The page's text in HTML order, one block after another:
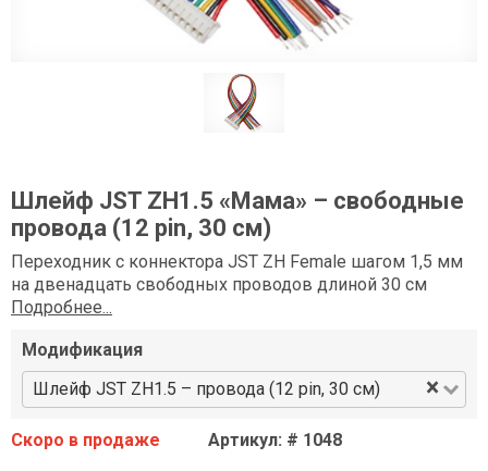
Шлейф JST ZH1.5 «Мама» – свободные
провода (12 pin, 30 см)
Переходник с коннектора JST ZH Female шагом 1,5 мм
на двенадцать свободных проводов длиной 30 см
Подробнее...
Модификация
Шлейф JST ZH1.5 – провода (12 pin, 30 см)
×
Скоро в продаже Артикул: # 1048